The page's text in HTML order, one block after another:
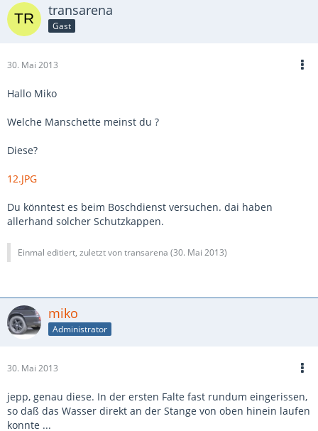
transarena
Gast
30. Mai 2013
Hallo Miko
Welche Manschette meinst du ?
Diese?
12.JPG
Du könntest es beim Boschdienst versuchen. dai haben
allerhand solcher Schutzkappen.
Einmal editiert, zuletzt von transarena (30. Mai 2013)
miko
Administrator
30. Mai 2013
jepp, genau diese. In der ersten Falte fast rundum eingerissen,
so daß das Wasser direkt an der Stange von oben hinein laufen
konnte ...